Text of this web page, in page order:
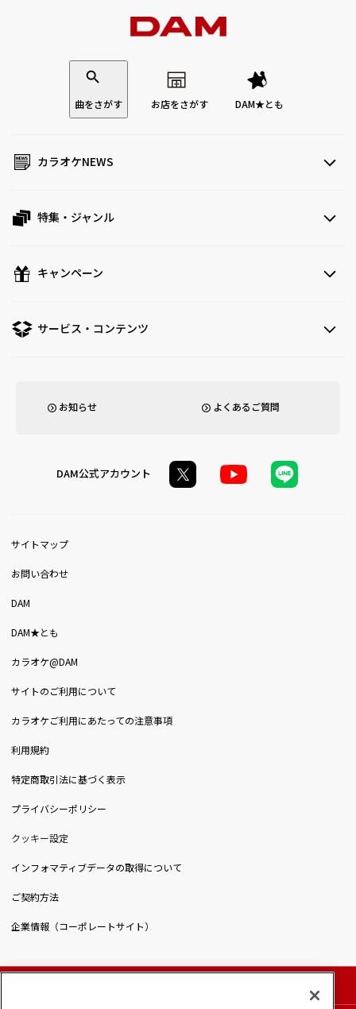
曲をさがす お店をさがす DAM★とも
カラオケNEWS
特集・ジャンル
キャンペーン
サービス・コンテンツ
お知らせ よくあるご質問
DAM公式アカウント
サイトマップ
お問い合わせ
DAM
DAM★とも
カラオケ@DAM
サイトのご利用について
カラオケご利用にあたっての注意事項
利用規約
特定商取引法に基づく表示
プライバシーポリシー
クッキー設定
インフォマティブデータの取得について
ご契約方法
企業情報（コーポレートサイト）